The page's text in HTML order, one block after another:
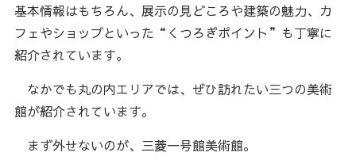
基本情報はもちろん、展示の見どころや建築の魅力、カ
フェやショップといった“くつろぎポイント”も丁寧に
紹介されています。
なかでも丸の内エリアでは、ぜひ訪れたい三つの美術
館が紹介されています。
まず外せないのが、三菱一号館美術館。